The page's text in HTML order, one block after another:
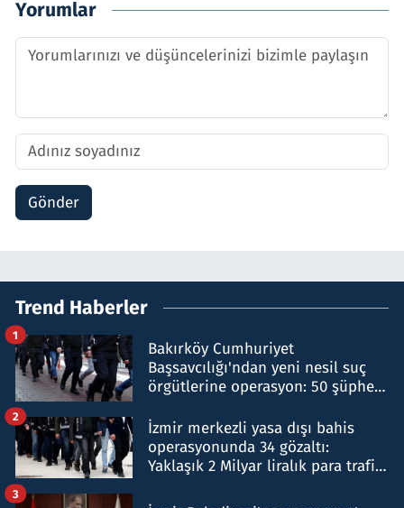
Yorumlar
Gönder
Trend Haberler
Bakırköy Cumhuriyet
Başsavcılığı'ndan yeni nesil suç
örgütlerine operasyon: 50 şüpheli
1
İzmir merkezli yasa dışı bahis
operasyonunda 34 gözaltı:
Yaklaşık 2 Milyar liralık para trafiği
2
3